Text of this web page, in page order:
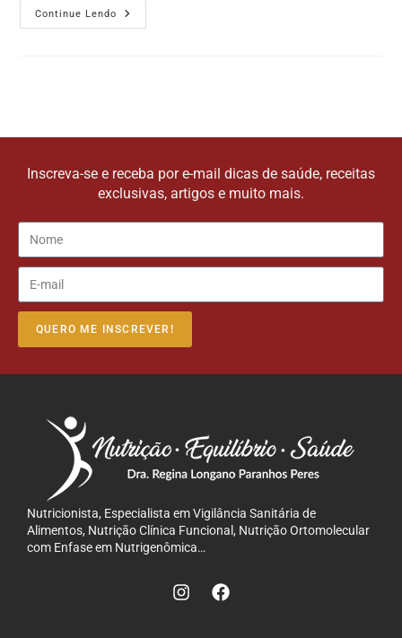
Continue Lendo
Inscreva-se e receba por e-mail dicas de saúde, receitas
exclusivas, artigos e muito mais.
QUERO ME INSCREVER!
Nutricionista, Especialista em Vigilância Sanitária de
Alimentos, Nutrição Clínica Funcional, Nutrição Ortomolecular
com Enfase em Nutrigenômica…